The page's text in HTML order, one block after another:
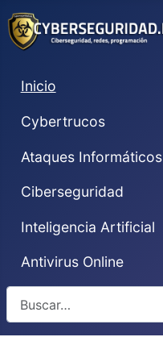
Inicio
Cybertrucos
Ataques Informáticos
Ciberseguridad
Inteligencia Artificial
Antivirus Online